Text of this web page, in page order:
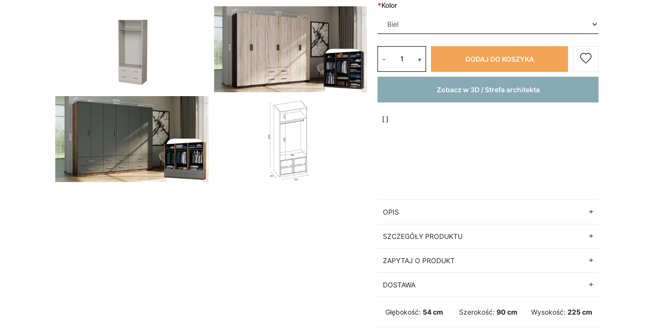
*Kolor
- + DODAJ DO KOSZYKA
Zobacz w 3D / Strefa architekta
OPIS
SZCZEGÓŁY PRODUKTU
ZAPYTAJ O PRODUKT
DOSTAWA
Głębokość: 54 cm Szerokość: 90 cm Wysokość:225 cm